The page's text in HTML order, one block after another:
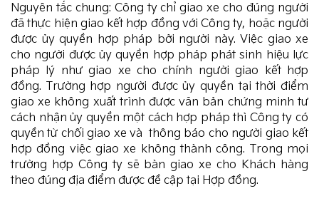
Nguyên tắc chung: Công ty chỉ giao xe cho đúng người
đã thực hiện giao kết hợp đồng với Công ty, hoặc người
được ủy quyền hợp pháp bởi người này. Việc giao xe
cho người được ủy quyền hợp pháp phát sinh hiệu lực
pháp lý như giao xe cho chính người giao kết hợp
đồng. Trường hợp người được ủy quyền tại thời điểm
giao xe không xuất trình được văn bản chứng minh tư
cách nhận ủy quyền một cách hợp pháp thì Công ty có
quyền từ chối giao xe và thông báo cho người giao kết
hợp đồng việc giao xe không thành công. Trong mọi
trường hợp Công ty sẽ bàn giao xe cho Khách hàng
theo đúng địa điểm được đề cập tại Hợp đồng.